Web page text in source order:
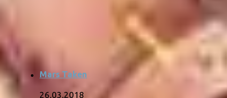
Mars Taken
26.03.2018